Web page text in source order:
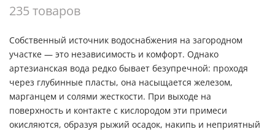
235 товаров
Собственный источник водоснабжения на загородном
участке — это независимость и комфорт. Однако
артезианская вода редко бывает безупречной: проходя
через глубинные пласты, она насыщается железом,
марганцем и солями жесткости. При выходе на
поверхность и контакте с кислородом эти примеси
окисляются, образуя рыжий осадок, накипь и неприятный
Экодар)
Аллюминий
Бактерии